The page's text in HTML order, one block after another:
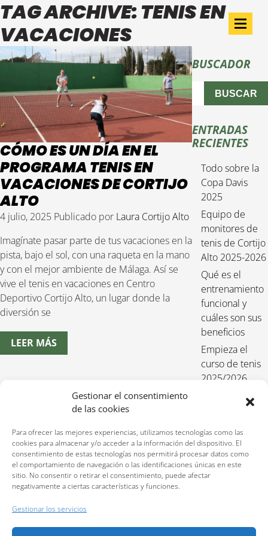
Gestionar el consentimiento
de las cookies
Para ofrecer las mejores experiencias, utilizamos tecnologías como las
cookies para almacenar y/o acceder a la información del dispositivo. El
consentimiento de estas tecnologías nos permitirá procesar datos como
el comportamiento de navegación o las identificaciones únicas en este
sitio. No consentir o retirar el consentimiento, puede afectar
negativamente a ciertas características y funciones.
Gestionar los servicios
TAG ARCHIVE: TENIS EN
VACACIONES
CÓMO ES UN DÍA EN EL
PROGRAMA TENIS EN
VACACIONES DE CORTIJO
ALTO
4 julio, 2025 Publicado por Laura Cortijo Alto
Imagínate pasar parte de tus vacaciones en la
pista, bajo el sol, con una raqueta en la mano
y con el mejor ambiente de Málaga. Así se
vive el tenis en vacaciones en Centro
Deportivo Cortijo Alto, un lugar donde la
diversión se
LEER MÁS
BUSCADOR
BUSCAR
ENTRADAS
RECIENTES
Todo sobre la
Copa Davis
2025
Equipo de
monitores de
tenis de Cortijo
Alto 2025-2026
Qué es el
entrenamiento
funcional y
cuáles son sus
beneficios
Empieza el
curso de tenis
2025/2026
Entrenamiento
funcional para
2026
Política de privacidad